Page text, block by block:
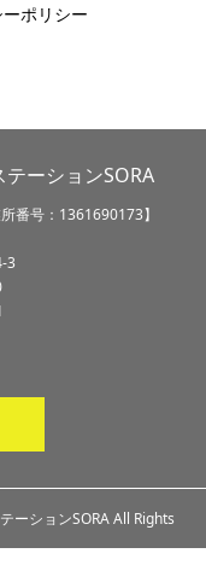
ポリシー
ーションSORA
番号：1361690173】
3
ーションSORA All Rights